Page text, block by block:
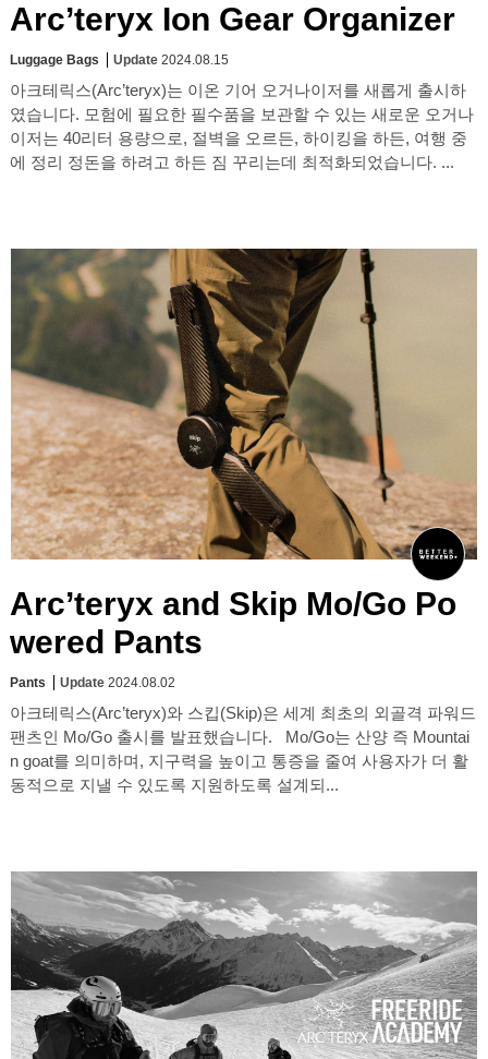
Arc’teryx Ion Gear Organizer
Luggage Bags Update 2024.08.15
아크테릭스(Arc’teryx)는 이온 기어 오거나이저를 새롭게 출시하
였습니다. 모험에 필요한 필수품을 보관할 수 있는 새로운 오거나
이저는 40리터 용량으로, 절벽을 오르든, 하이킹을 하든, 여행 중
에 정리 정돈을 하려고 하든 짐 꾸리는데 최적화되었습니다. ...
Arc’teryx and Skip Mo/Go Po
wered Pants
Pants Update 2024.08.02
아크테릭스(Arc’teryx)와 스킵(Skip)은 세계 최초의 외골격 파워드
팬츠인 Mo/Go 출시를 발표했습니다. Mo/Go는 산양 즉 Mountai
n goat를 의미하며, 지구력을 높이고 통증을 줄여 사용자가 더 활
동적으로 지낼 수 있도록 지원하도록 설계되...